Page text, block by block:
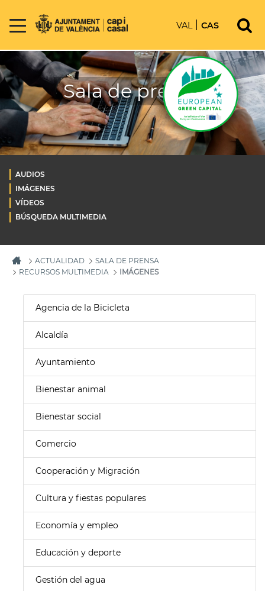
VAL CAS
Sala de prensa
AUDIOS
IMÁGENES
VÍDEOS
BÚSQUEDA MULTIMEDIA
ACTUALIDAD
SALA DE PRENSA
RECURSOS MULTIMEDIA
IMÁGENES
Agencia de la Bicicleta
Alcaldía
Ayuntamiento
Bienestar animal
Bienestar social
Comercio
Cooperación y Migración
Cultura y fiestas populares
Economía y empleo
Educación y deporte
Gestión del agua